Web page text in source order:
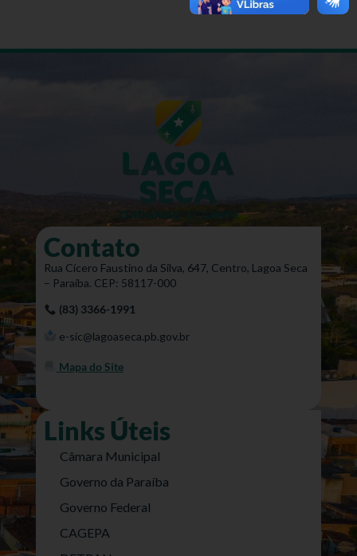
Contato
Rua Cícero Faustino da Silva, 647, Centro, Lagoa Seca
– Paraíba. CEP: 58117-000
(83) 3366-1991
e-sic@lagoaseca.pb.gov.br
Mapa do Site
Links Úteis
Câmara Municipal
Governo da Paraíba
Governo Federal
CAGEPA